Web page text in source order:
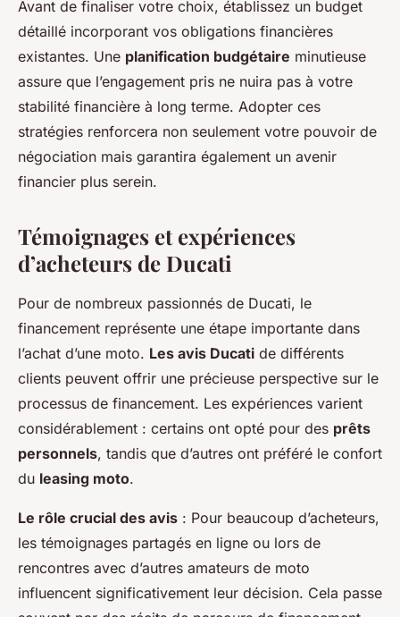
Avant de finaliser votre choix, établissez un budget
détaillé incorporant vos obligations financières
existantes. Une planification budgétaire minutieuse
assure que l’engagement pris ne nuira pas à votre
stabilité financière à long terme. Adopter ces
stratégies renforcera non seulement votre pouvoir de
négociation mais garantira également un avenir
financier plus serein.
Témoignages et expériences
d’acheteurs de Ducati
Pour de nombreux passionnés de Ducati, le
financement représente une étape importante dans
l’achat d’une moto. Les avis Ducati de différents
clients peuvent offrir une précieuse perspective sur le
processus de financement. Les expériences varient
considérablement : certains ont opté pour des prêts
personnels, tandis que d’autres ont préféré le confort
du leasing moto.
Le rôle crucial des avis : Pour beaucoup d’acheteurs,
les témoignages partagés en ligne ou lors de
rencontres avec d’autres amateurs de moto
influencent significativement leur décision. Cela passe